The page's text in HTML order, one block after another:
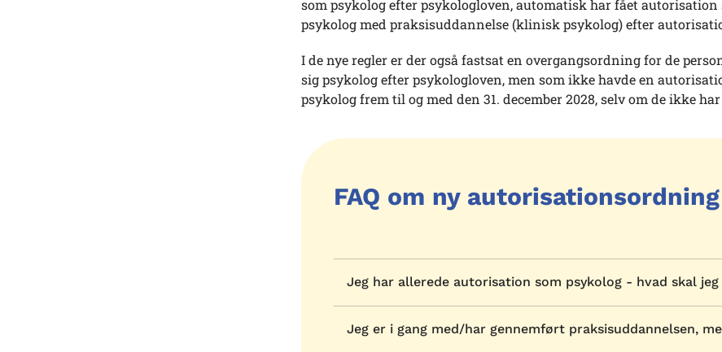
som psykolog efter psykologloven, automatisk har fået
psykolog med praksisuddannelse (klinisk psykolog) efter
I de nye regler er der også fastsat en overgangsordning for de
sig psykolog efter psykologloven, men som ikke havde en
psykolog frem til og med den 31. december 2028, selv om de ikke
FAQ om ny autorisationsordning
Jeg har allerede autorisation som psykolog - hvad skal jeg
Jeg er i gang med/har gennemført praksisuddannelsen,